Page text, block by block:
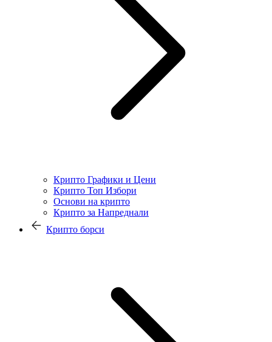
Крипто Графики и Цени
Крипто Топ Избори
Основи на крипто
Крипто за Напреднали
Крипто борси